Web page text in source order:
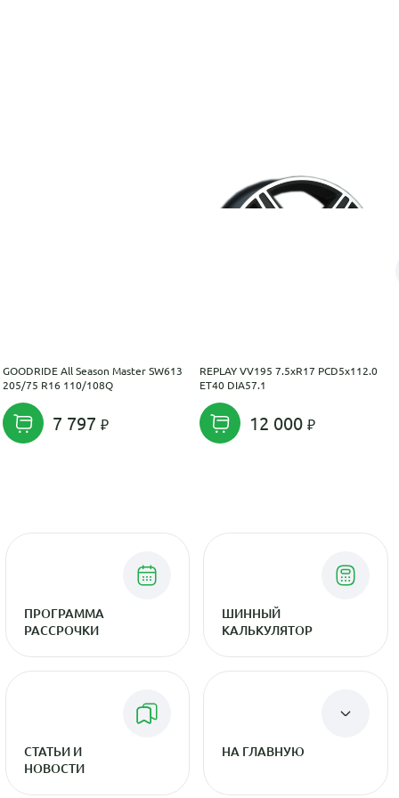
GOODRIDE All Season Master SW613
205/75 R16 110/108Q
7 797
REPLAY VV195 7.5xR17 PCD5x112.0
ET40 DIA57.1
12 000
ПРОГРАММА
РАССРОЧКИ
ШИННЫЙ
КАЛЬКУЛЯТОР
СТАТЬИ И
НОВОСТИ
НА ГЛАВНУЮ